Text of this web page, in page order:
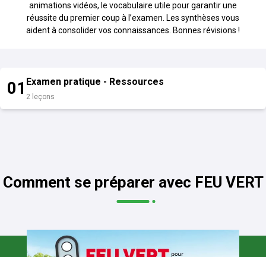
animations vidéos, le vocabulaire utile pour garantir une
réussite du premier coup à l’examen. Les synthèses vous
aident à consolider vos connaissances. Bonnes révisions !
01 Examen pratique - Ressources
2 leçons
Comment se préparer avec FEU VERT